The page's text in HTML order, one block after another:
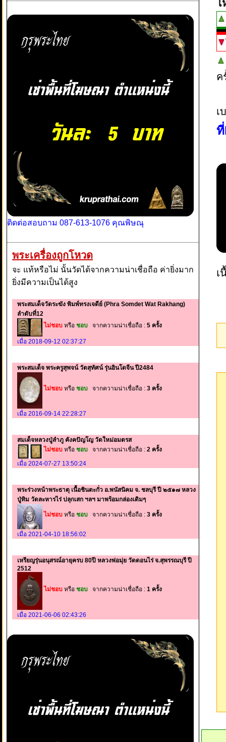
ติดต่อสอบถาม 087-613-1076 คุณพิษณุ
พระเครื่องถูกโหวด
จะ แท้หรือไม่ นั้นวัดได้จากความน่าเชื่อถือ ค่ายิ่งมาก
ยิ่งมีความเป็นได้สูง
พระสมเด็จวัดระฆัง พิมพ์ทรงเจดีย์ (Phra Somdet Wat Rakhang)
ลำดับที่12
ไม่ชอบ หรือ ชอบ จากความน่าเชื่อถือ : 5 ครั้ง
เมื่อ 2018-09-12 02:37:27
พระสมเด็จ พระครูสุพจน์ วัดสุทัศน์ รุ่นอินโดจีน ปี2484
ไม่ชอบ หรือ ชอบ จากความน่าเชื่อถือ : 3 ครั้ง
เมื่อ 2016-09-14 22:28:27
สมเด็จหลวงปู่ลำภู คังคปัญโญ วัดใหม่อมตรส
ไม่ชอบ หรือ ชอบ จากความน่าเชื่อถือ : 2 ครั้ง
เมื่อ 2024-07-27 13:50:24
พระร่วงหน้าพระธาตุ เนื้อชินตะกั่ว อ.พนัสนิคม จ. ชลบุรี ปี ๒๕๑๗ หลวง
ปู่ทิม วัดละหารไร่ ปลุกเสก ฯลฯ มาพร้อมกล่องเดิมๆ
ไม่ชอบ หรือ ชอบ จากความน่าเชื่อถือ : 3 ครั้ง
เมื่อ 2021-04-10 18:56:02
เหรียญรุ่นอนุสรณ์อายุครบ 80ปี หลวงพ่อมุ่ย วัดดอนไร่ จ.สุพรรณบุรี ปี
2512
ไม่ชอบ หรือ ชอบ จากความน่าเชื่อถือ : 1 ครั้ง
เมื่อ 2021-06-06 02:43:26
เ
เ